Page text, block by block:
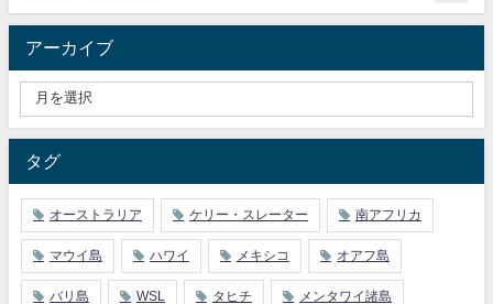
アーカイブ
タグ
オーストラリア ケリー・スレーター 南アフリカ
マウイ島 ハワイ メキシコ オアフ島
バリ島 WSL タヒチ メンタワイ諸島